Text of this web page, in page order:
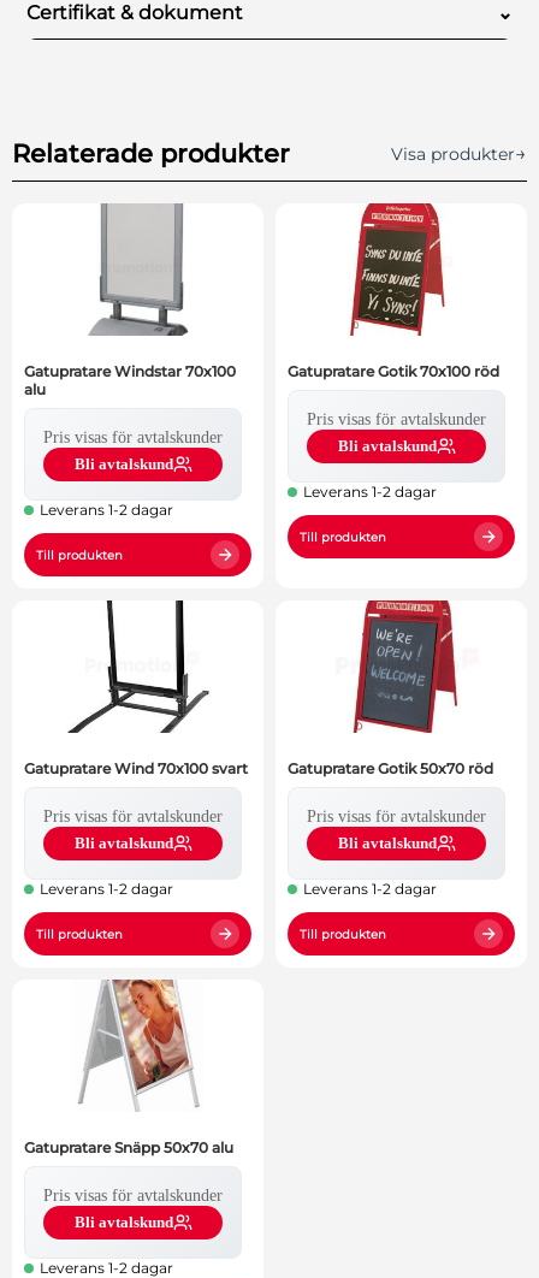
Certifikat & dokument ⌄
Relaterade produkter Visa produkter→
Gatupratare Windstar 70x100
alu
Pris visas för avtalskunder
Bli avtalskund
Leverans 1-2 dagar
Till produkten
Gatupratare Gotik 70x100 röd
Pris visas för avtalskunder
Bli avtalskund
Leverans 1-2 dagar
Till produkten
Gatupratare Wind 70x100 svart
Pris visas för avtalskunder
Bli avtalskund
Leverans 1-2 dagar
Till produkten
Gatupratare Gotik 50x70 röd
Pris visas för avtalskunder
Bli avtalskund
Leverans 1-2 dagar
Till produkten
Gatupratare Snäpp 50x70 alu
Pris visas för avtalskunder
Bli avtalskund
Leverans 1-2 dagar